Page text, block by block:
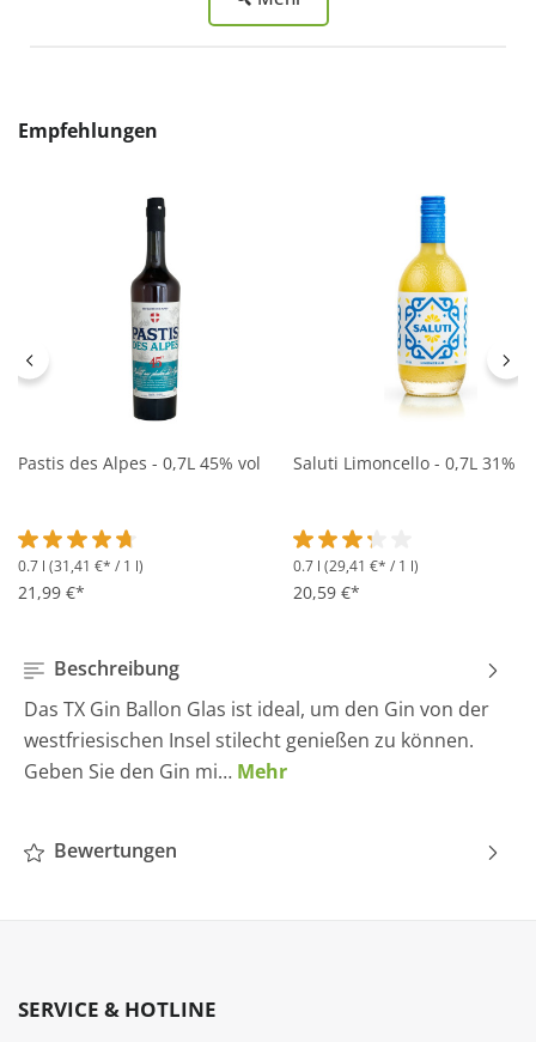
Produktgalerie überspringen
Empfehlungen
Pastis des Alpes - 0,7L 45% vol
Durchschnittliche Bewertung von 4.6 von 5 Sternen
0.7 l (31,41 €* / 1 l)
21,99 €*
Saluti Limoncello - 0,7L 31%
Durchschnittliche
0.7 l (29,41 €* / 1 l)
20,59 €*
Beschreibung
Das TX Gin Ballon Glas ist ideal, um den Gin von der
westfriesischen Insel stilecht genießen zu können.
Geben Sie den Gin mi… Mehr
Bewertungen
SERVICE & HOTLINE